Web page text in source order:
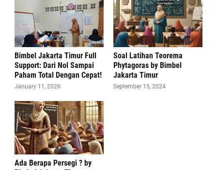
Bimbel Jakarta Timur Full
Support: Dari Nol Sampai
Paham Total Dengan Cepat!
January 11, 2026
Soal Latihan Teorema
Phytagoras by Bimbel
Jakarta Timur
September 15, 2024
Ada Berapa Persegi ? by